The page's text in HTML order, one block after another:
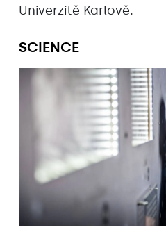
Univerzitě Karlově.
SCIENCE